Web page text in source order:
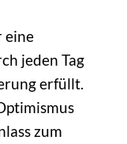
eine
jeden Tag
erfüllt.
zum